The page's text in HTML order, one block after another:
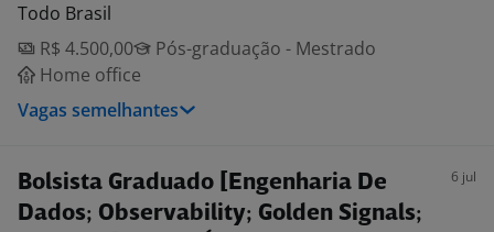
Todo Brasil
R$ 4.500,00
Pós-graduação - Mestrado
Home office
Vagas semelhantes
Bolsista Graduado [Engenharia De
Dados; Observability; Golden Signals;
6 jul